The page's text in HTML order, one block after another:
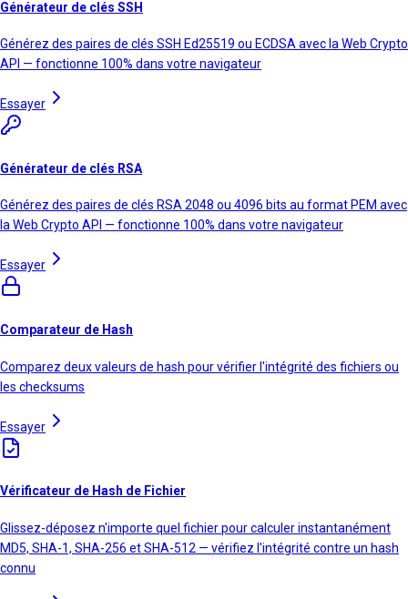
Générateur de clés SSH
Générez des paires de clés SSH Ed25519 ou ECDSA avec la Web Crypto
API — fonctionne 100% dans votre navigateur
Essayer
Générateur de clés RSA
Générez des paires de clés RSA 2048 ou 4096 bits au format PEM avec
la Web Crypto API — fonctionne 100% dans votre navigateur
Essayer
Comparateur de Hash
Comparez deux valeurs de hash pour vérifier l'intégrité des fichiers ou
les checksums
Essayer
Vérificateur de Hash de Fichier
Glissez-déposez n'importe quel fichier pour calculer instantanément
MD5, SHA-1, SHA-256 et SHA-512 — vérifiez l'intégrité contre un hash
connu